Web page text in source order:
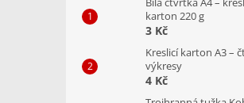
karton 220 g
3 Kč
Kreslicí karton A3 –
výkresy
4 Kč